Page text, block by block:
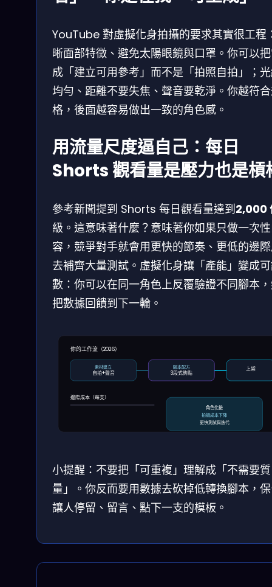
YouTube 對虛擬化身拍攝的要求其實很工程
晰面部特徵、避免太陽眼鏡與口罩。你可以
成「建立可用參考」而不是「拍照自拍」；
均勻、距離不要失焦、聲音要乾淨。你越符
格，後面越容易做出一致的角色感。
用流量尺度逼自己：每日
Shorts 觀看量是壓力也是槓
參考新聞提到 Shorts 每日觀看量達到2,000
級。這意味著什麼？意味著你如果只做一次
容，競爭對手就會用更快的節奏、更低的邊
去補齊大量測試。虛擬化身讓「產能」變成
數：你可以在同一角色上反覆驗證不同腳本
把數據回饋到下一輪。
你的工作流（2026）
素材建立
自拍+聲音
腳本配方
3段式鉤點
上架
邊際成本（每支）
角色化後
拍攝成本下降
更快測試與迭代
小提醒：不要把「可重複」理解成「不需要質
量」。你反而要用數據去砍掉低轉換腳本，
讓人停留、留言、點下一支的模板。